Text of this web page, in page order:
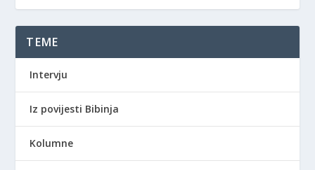
TEME
Intervju
Iz povijesti Bibinja
Kolumne